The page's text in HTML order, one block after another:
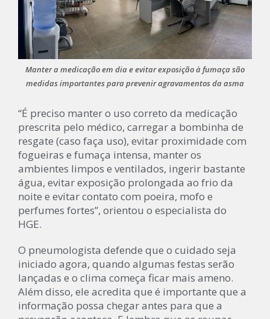
Manter a medicação em dia e evitar exposição à fumaça são
medidas importantes para prevenir agravamentos da asma
“É preciso manter o uso correto da medicação
prescrita pelo médico, carregar a bombinha de
resgate (caso faça uso), evitar proximidade com
fogueiras e fumaça intensa, manter os
ambientes limpos e ventilados, ingerir bastante
água, evitar exposição prolongada ao frio da
noite e evitar contato com poeira, mofo e
perfumes fortes”, orientou o especialista do
HGE.
O pneumologista defende que o cuidado seja
iniciado agora, quando algumas festas serão
lançadas e o clima começa ficar mais ameno.
Além disso, ele acredita que é importante que a
informação possa chegar antes para que a